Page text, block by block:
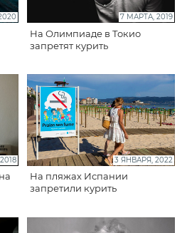
7 МАРТА, 2019
На Олимпиаде в Токио
запретят курить
3 ЯНВАРЯ, 2022
На пляжах Испании
запретили курить